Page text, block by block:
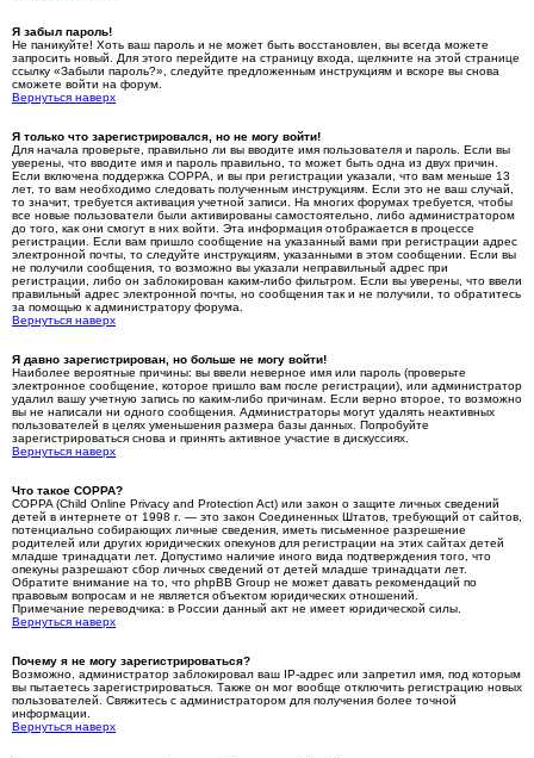
Я забыл пароль!
Не паникуйте! Хоть ваш пароль и не может быть восстановлен, вы всегда можете
запросить новый. Для этого перейдите на страницу входа, щелкните на этой странице
ссылку «Забыли пароль?», следуйте предложенным инструкциям и вскоре вы снова
сможете войти на форум.
Вернуться наверх
Я только что зарегистрировался, но не могу войти!
Для начала проверьте, правильно ли вы вводите имя пользователя и пароль. Если вы
уверены, что вводите имя и пароль правильно, то может быть одна из двух причин.
Если включена поддержка COPPA, и вы при регистрации указали, что вам меньше 13
лет, то вам необходимо следовать полученным инструкциям. Если это не ваш случай,
то значит, требуется активация учетной записи. На многих форумах требуется, чтобы
все новые пользователи были активированы самостоятельно, либо администратором
до того, как они смогут в них войти. Эта информация отображается в процессе
регистрации. Если вам пришло сообщение на указанный вами при регистрации адрес
электронной почты, то следуйте инструкциям, указанными в этом сообщении. Если вы
не получили сообщения, то возможно вы указали неправильный адрес при
регистрации, либо он заблокирован каким-либо фильтром. Если вы уверены, что ввели
правильный адрес электронной почты, но сообщения так и не получили, то обратитесь
за помощью к администратору форума.
Вернуться наверх
Я давно зарегистрирован, но больше не могу войти!
Наиболее вероятные причины: вы ввели неверное имя или пароль (проверьте
электронное сообщение, которое пришло вам после регистрации), или администратор
удалил вашу учетную запись по каким-либо причинам. Если верно второе, то возможно
вы не написали ни одного сообщения. Администраторы могут удалять неактивных
пользователей в целях уменьшения размера базы данных. Попробуйте
зарегистрироваться снова и принять активное участие в дискуссиях.
Вернуться наверх
Что такое COPPA?
COPPA (Child Online Privacy and Protection Act) или закон о защите личных сведений
детей в интернете от 1998 г. — это закон Соединенных Штатов, требующий от сайтов,
потенциально собирающих личные сведения, иметь письменное разрешение
родителей или других юридических опекунов для регистрации на этих сайтах детей
младше тринадцати лет. Допустимо наличие иного вида подтверждения того, что
опекуны разрешают сбор личных сведений от детей младше тринадцати лет.
Обратите внимание на то, что phpBB Group не может давать рекомендаций по
правовым вопросам и не является объектом юридических отношений.
Примечание переводчика: в России данный акт не имеет юридической силы.
Вернуться наверх
Почему я не могу зарегистрироваться?
Возможно, администратор заблокировал ваш IP-адрес или запретил имя, под которым
вы пытаетесь зарегистрироваться. Также он мог вообще отключить регистрацию новых
пользователей. Свяжитесь с администратором для получения более точной
информации.
Вернуться наверх